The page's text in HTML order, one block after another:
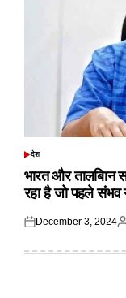
POSTED
देश
भारत और तालबिान
रहा है जो पहले संभव
Posted
December 3, 2024